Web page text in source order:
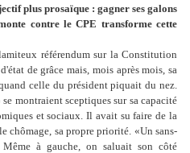
plus prosaïque : gagner ses galons
contre le CPE transforme cette
référendum sur la Constitution
de grâce mais, mois après mois, sa
celle du président piquait du nez.
montraient sceptiques sur sa capacité
et sociaux. Il avait su faire de la
chômage, sa propre priorité. «Un sans-
Même à gauche, on saluait son côté